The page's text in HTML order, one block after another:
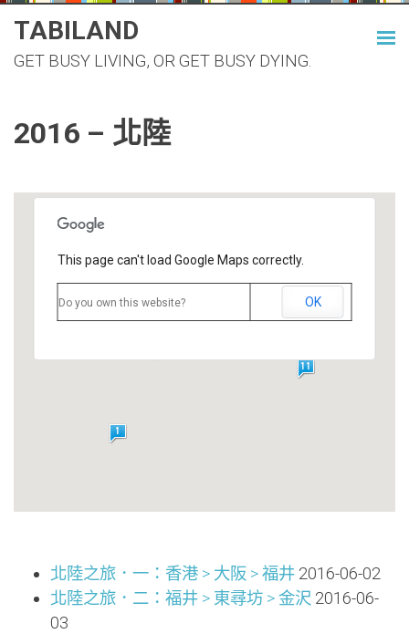
content
TABILAND
GET BUSY LIVING, OR GET BUSY DYING.
2016 – 北陸
This page can't load Google Maps correctly.
Do you own this website? OK
北陸之旅．一：香港 > 大阪 > 福井 2016-06-02
北陸之旅．二：福井 > 東尋坊 > 金沢 2016-06-
03